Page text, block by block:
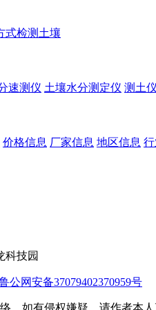
式检测土壤
速测仪 土壤水分测定仪 测土
价格信息 厂家信息 地区信息
科技园
公网安备37079402370959号
，如有侵权嫌疑，请作者本